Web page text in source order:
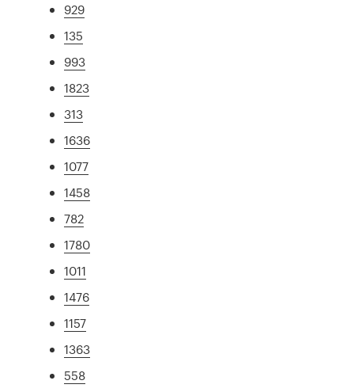
929
135
993
1823
313
1636
1077
1458
782
1780
1011
1476
1157
1363
558